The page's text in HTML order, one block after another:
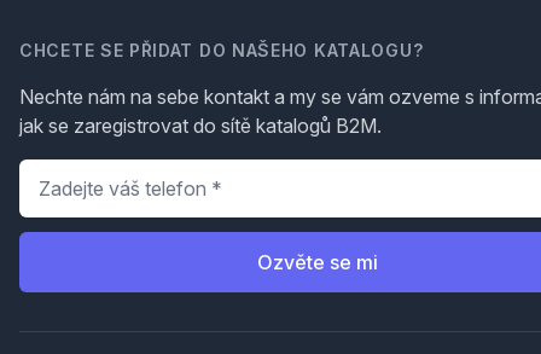
CHCETE SE PŘIDAT DO NAŠEHO KATALOGU?
Nechte nám na sebe kontakt a my se vám ozveme s
jak se zaregistrovat do sítě katalogů B2M.
Telefon
Ozvěte se mi